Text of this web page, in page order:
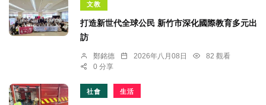
文教
打造新世代全球公民 新竹市深化國際教育多元出
訪
鄭銘德 2026年八月08日
82 觀看
0 分享
社會 生活